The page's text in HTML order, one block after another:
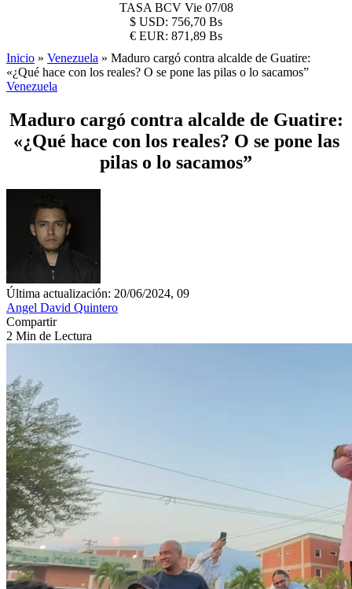
TASA BCV Vie 07/08
$ USD: 756,70 Bs
€ EUR: 871,89 Bs
Inicio » Venezuela » Maduro cargó contra alcalde de Guatire:
«¿Qué hace con los reales? O se pone las pilas o lo sacamos”
Venezuela
Maduro cargó contra alcalde de Guatire:
«¿Qué hace con los reales? O se pone las
pilas o lo sacamos”
Última actualización: 20/06/2024, 09
Angel David Quintero
Compartir
2 Min de Lectura